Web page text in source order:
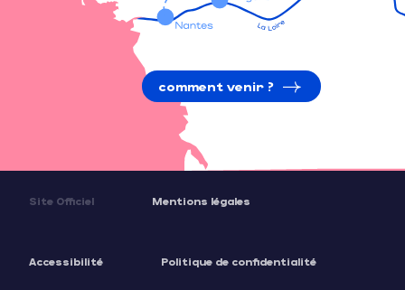
comment venir ?
Site Officiel Mentions légales
Accessibilité Politique de confidentialité